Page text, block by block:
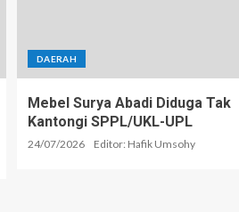
DAERAH
Mebel Surya Abadi Diduga Tak
Kantongi SPPL/UKL-UPL
24/07/2026 Editor: Hafik Umsohy